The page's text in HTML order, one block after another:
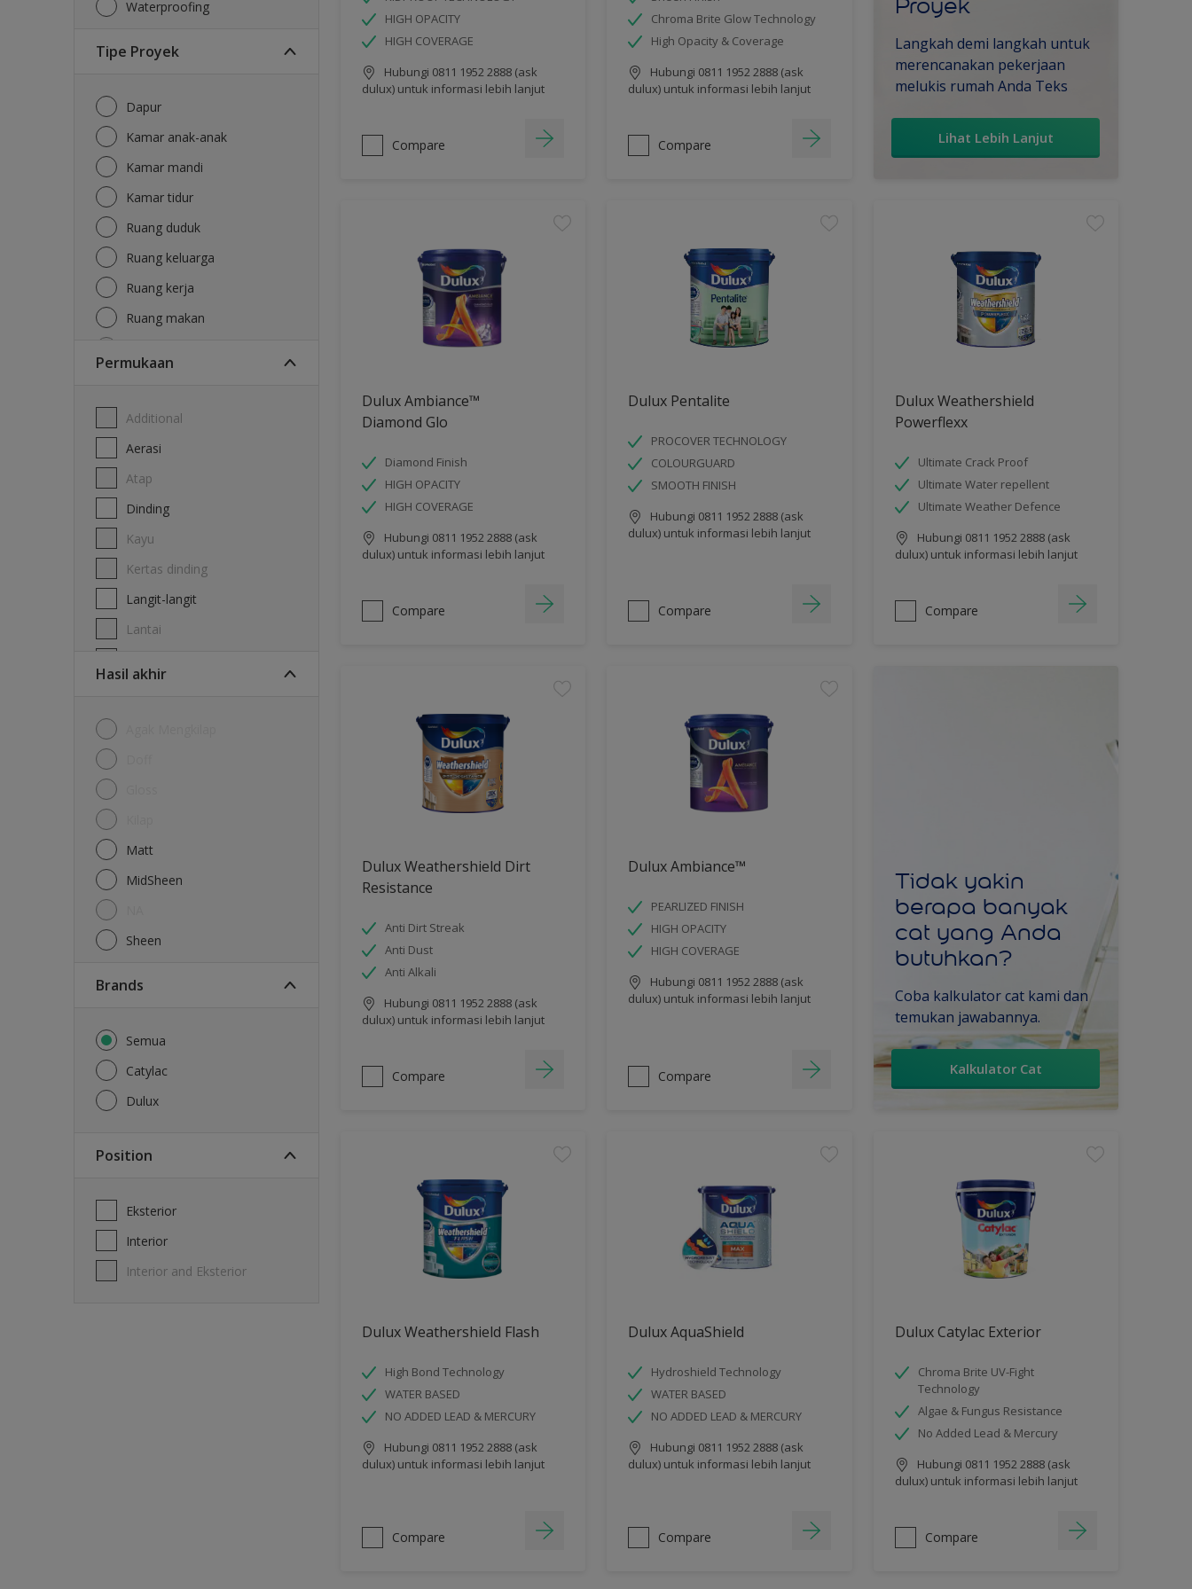
Waterproofing
Tipe Proyek
Dapur
Kamar anak-anak
Kamar mandi
Kamar tidur
Ruang duduk
Ruang keluarga
Ruang kerja
Ruang makan
Permukaan
Additional
Aerasi
Atap
Dinding
Kayu
Kertas dinding
Langit-langit
Lantai
Hasil akhir
Matt
MidSheen
Sheen
brands
Semua
Catylac
Dulux
Position
Eksterior
Interior
Interior and Eksterior
HIGH OPACITY
HIGH COVERAGE
Hubungi 0811 1952 2888 (ask
dulux) untuk informasi lebih lanjut
Compare
Chroma Brite Glow Technology
High Opacity & Coverage
Hubungi 0811 1952 2888 (ask
dulux) untuk informasi lebih lanjut
Compare
Langkah demi langkah untuk
merencanakan pekerjaan
melukis rumah Anda Teks
Lihat Lebih Lanjut
Dulux Ambiance™
Diamond Glo
Diamond Finish
HIGH OPACITY
HIGH COVERAGE
Hubungi 0811 1952 2888 (ask
dulux) untuk informasi lebih lanjut
Compare
Dulux Pentalite
PROCOVER TECHNOLOGY
COLOURGUARD
SMOOTH FINISH
Hubungi 0811 1952 2888 (ask
dulux) untuk informasi lebih lanjut
Compare
Dulux Weathershield
Powerflexx
Ultimate Crack Proof
Ultimate Water repellent
Ultimate Weather Defence
Hubungi 0811 1952 2888 (ask
dulux) untuk informasi lebih lanjut
Compare
Dulux Weathershield Dirt
Resistance
Anti Dirt Streak
Anti Dust
Anti Alkali
Hubungi 0811 1952 2888 (ask
dulux) untuk informasi lebih lanjut
Compare
Dulux Ambiance™
PEARLIZED FINISH
HIGH OPACITY
HIGH COVERAGE
Hubungi 0811 1952 2888 (ask
dulux) untuk informasi lebih lanjut
Compare
Tidak yakin
berapa banyak
cat yang Anda
butuhkan?
Coba kalkulator cat kami dan
temukan jawabannya.
Kalkulator Cat
Dulux Weathershield Flash
High Bond Technology
WATER BASED
NO ADDED LEAD & MERCURY
Hubungi 0811 1952 2888 (ask
dulux) untuk informasi lebih lanjut
Compare
Dulux AquaShield
Hydroshield Technology
WATER BASED
NO ADDED LEAD & MERCURY
Hubungi 0811 1952 2888 (ask
dulux) untuk informasi lebih lanjut
Compare
Dulux Catylac Exterior
Chroma Brite UV-Fight
Technology
Algae & Fungus Resistance
No Added Lead & Mercury
Hubungi 0811 1952 2888 (ask
dulux) untuk informasi lebih lanjut
Compare